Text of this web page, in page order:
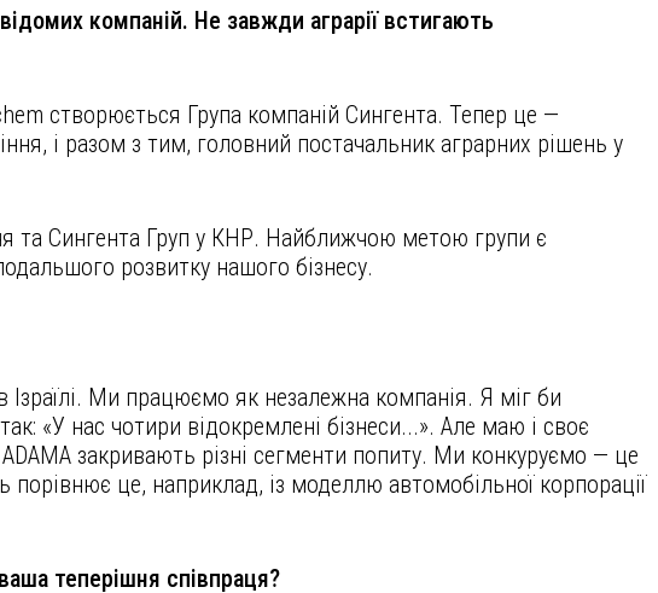
компаній. Не завжди аграрії встигають
створюється Група компаній Сингента. Тепер це —
і разом з тим, головний постачальник аграрних рішень у
та Сингента Груп у КНР. Найближчою метою групи є
розвитку нашого бізнесу.
Ізраїлі. Ми працюємо як незалежна компанія. Я міг би
«У нас чотири відокремлені бізнеси...». Але маю і своє
закривають різні сегменти попиту. Ми конкуруємо — це
порівнює це, наприклад, із моделлю автомобільної корпорації
теперішня співпраця?